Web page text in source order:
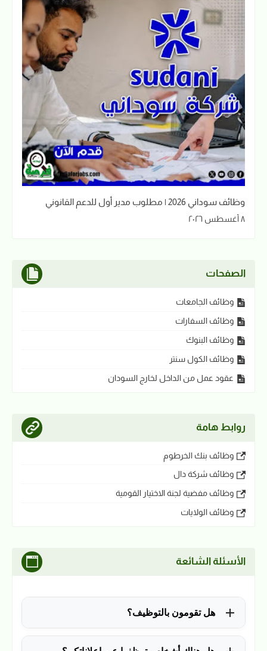
وظائف سوداني 2026 | مطلوب مدير أول للدعم القانوني
٨ أغسطس ٢٠٢٦
الصفحات
وظائف الجامعات
وظائف السفارات
وظائف البنوك
وظائف الكول سنتر
عقود عمل من الداخل لخارج السودان
روابط هامة
وظائف بنك الخرطوم
وظائف شركة دال
وظائف مفضية لجنة الاختيار القومية
وظائف الولايات
الأسئلة الشائعة
هل تقومون بالتوظيف؟
للأسف لا، في الوقت الحالي نقوم فقط بنشر الوظائف